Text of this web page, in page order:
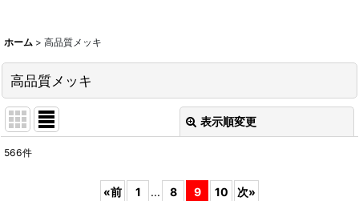
ホーム > 高品質メッキ
高品質メッキ
表示順変更
566件
«前 1 ... 8 9 10 次»